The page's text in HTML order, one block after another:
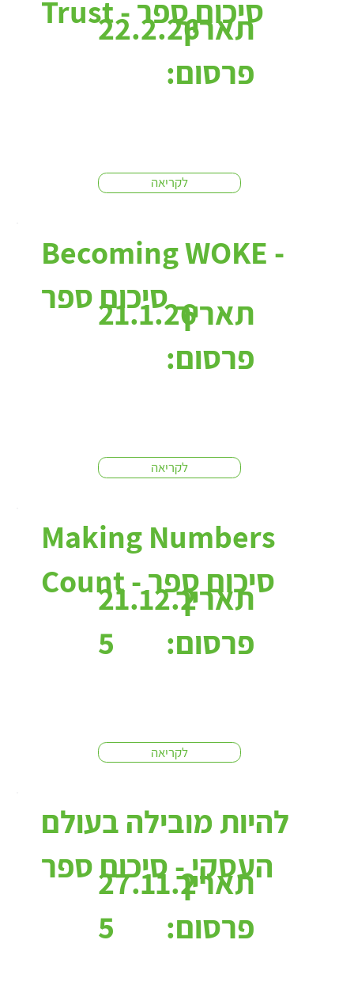
Trust - סיכום ספר
לקריאה
22.2.26תאריך
פרסום:
Becoming WOKE -
סיכום ספר
לקריאה
21.1.26תאריך
פרסום:
Making Numbers
Count - סיכום ספר
לקריאה
21.12.2
5
תאריך
פרסום:
להיות מובילה בעולם
העסקי - סיכום ספר
27.11.2
5
תאריך
פרסום: